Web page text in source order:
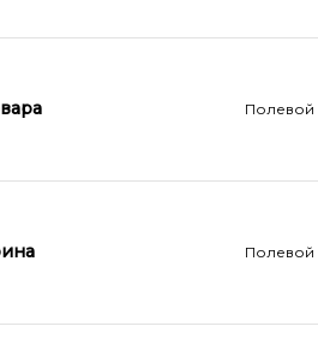
Полевой
Полевой